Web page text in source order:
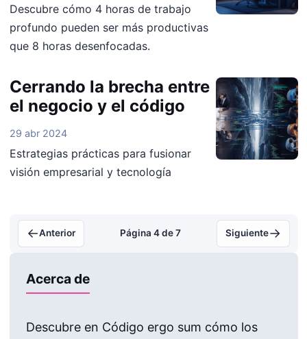
Descubre cómo 4 horas de trabajo
profundo pueden ser más productivas
que 8 horas desenfocadas.
Cerrando la brecha entre
el negocio y el código
29 abr 2024
Estrategias prácticas para fusionar
visión empresarial y tecnología
←Anterior Página 4 de 7 Siguiente→
Acerca de
Descubre en Código ergo sum cómo los